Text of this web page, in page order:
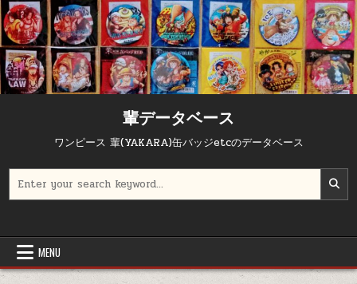
Skip to content
輩データベース
ワンピース 輩(YAKARA)缶バッジetcのデータベース
MENU